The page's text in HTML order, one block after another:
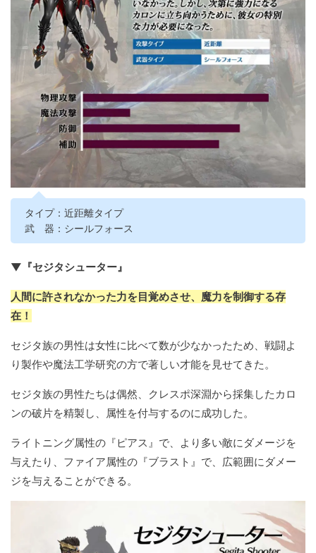
タイプ：近距離タイプ
武 器：シールフォース
▼『セジタシューター』
人間に許されなかった力を目覚めさせ、魔力を制御する存
在！
セジタ族の男性は女性に比べて数が少なかったため、戦闘よ
り製作や魔法工学研究の方で著しい才能を見せてきた。
セジタ族の男性たちは偶然、クレスポ深淵から採集したカロ
ンの破片を精製し、属性を付与するのに成功した。
ライトニング属性の『ピアス』で、より多い敵にダメージを
与えたり、ファイア属性の『ブラスト』で、広範囲にダメー
ジを与えることができる。